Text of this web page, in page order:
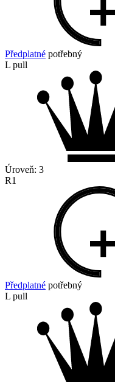
Předplatné potřebný
L pull
Úroveň: 3
R1
Předplatné potřebný
L pull